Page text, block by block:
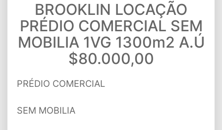
BROOKLIN LOCAÇÃO
PRÉDIO COMERCIAL SEM
MOBILIA 1VG 1300m2 A.Ú
$80.000,00
PRÉDIO COMERCIAL
SEM MOBILIA